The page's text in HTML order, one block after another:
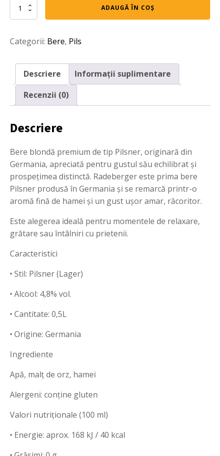
Cantitate
Radeberger
ADAUGĂ ÎN COȘ
Categorii: Bere, Pils
Descriere
Informații suplimentare
Recenzii (0)
Descriere
Bere blondă premium de tip Pilsner, originară din
Germania, apreciată pentru gustul său echilibrat și
prospețimea distinctă. Radeberger este prima bere
Pilsner produsă în Germania și se remarcă printr-o
aromă fină de hamei și un gust ușor amar, răcoritor.
Este alegerea ideală pentru momentele de relaxare,
grătare sau întâlniri cu prietenii.
Caracteristici
• Stil: Pilsner (Lager)
• Alcool: 4,8% vol.
• Cantitate: 0,5L
• Origine: Germania
Ingrediente
Apă, malț de orz, hamei
Alergeni: conține gluten
Valori nutriționale (100 ml)
• Energie: aprox. 168 kJ / 40 kcal